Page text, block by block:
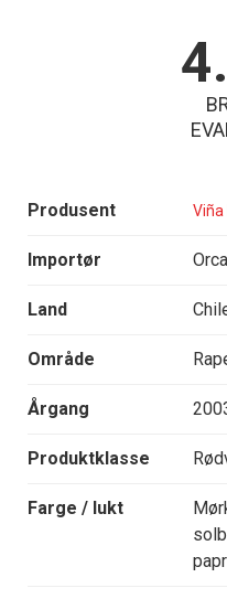
Produsent Viña
Importør
Land
Område
Årgang
Produktklasse
Farge / lukt